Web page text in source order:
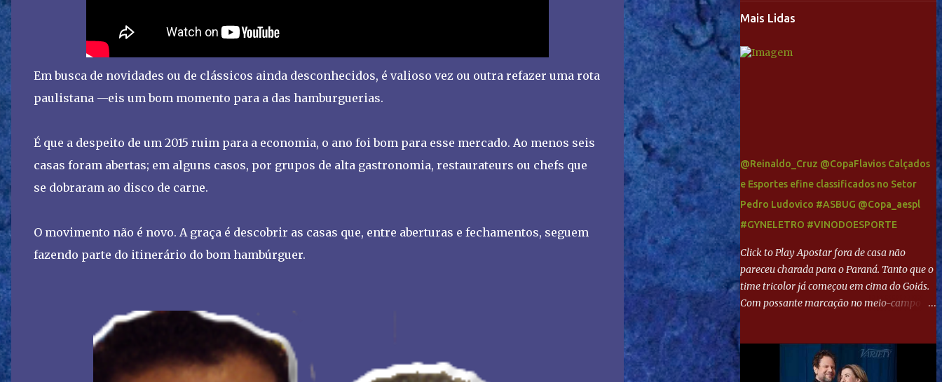
Em busca de novidades ou de clássicos ainda desconhecidos, é valioso vez ou outra refazer uma rota
paulistana —eis um bom momento para a das hamburguerias.
É que a despeito de um 2015 ruim para a economia, o ano foi bom para esse mercado. Ao menos seis
casas foram abertas; em alguns casos, por grupos de alta gastronomia, restaurateurs ou chefs que
se dobraram ao disco de carne.
O movimento não é novo. A graça é descobrir as casas que, entre aberturas e fechamentos, seguem
fazendo parte do itinerário do bom hambúrguer.
Mais Lidas
@Reinaldo_Cruz @CopaFlavios Calçados
e Esportes efine classificados no Setor
Pedro Ludovico #ASBUG @Copa_aespl
#GYNELETRO #VINODOESPORTE
Click to Play Apostar fora de casa não
pareceu charada para o Paraná. Tanto que o
time tricolor já começou em cima do Goiás.
Com possante marcação no meio-campo e
direita, invadiu a área e bateu cruzado no
canto, sem chance para Harlei. Tal qual o